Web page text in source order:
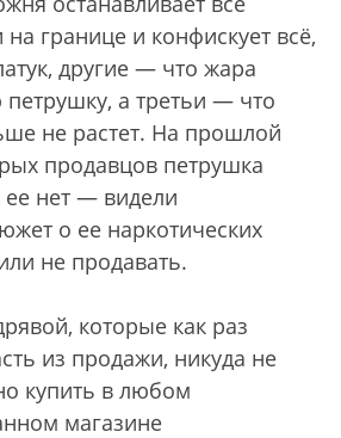
на границе и конфискует всё,
другие — что жара
а третьи — что
не растет. На прошлой
продавцов петрушка
нет — видели
о ее наркотических
не продавать.
которые как раз
из продажи, никуда не
купить в любом
магазине